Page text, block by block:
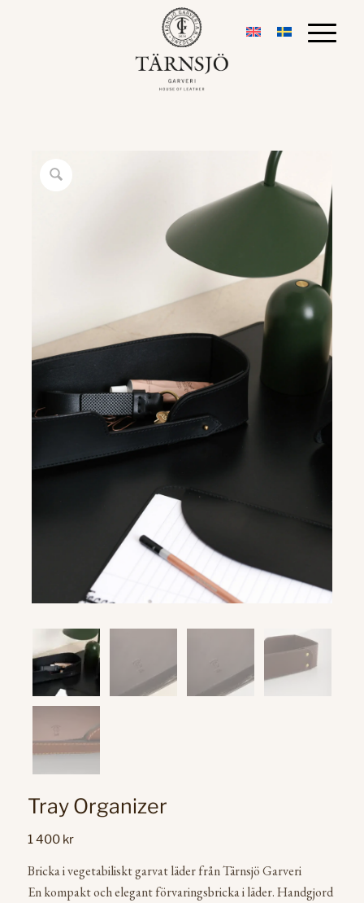
Tray Organizer
1 400 kr
Bricka i vegetabiliskt garvat läder från Tärnsjö Garveri
En kompakt och elegant förvaringsbricka i läder. Handgjord